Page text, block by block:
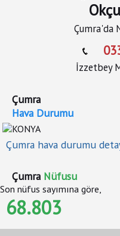
Çumra'da
İzzetbey
Çumra
Hava Durumu
Çumra hava durumu
Çumra Nüfusu
Son nüfus sayımına göre,
68.803